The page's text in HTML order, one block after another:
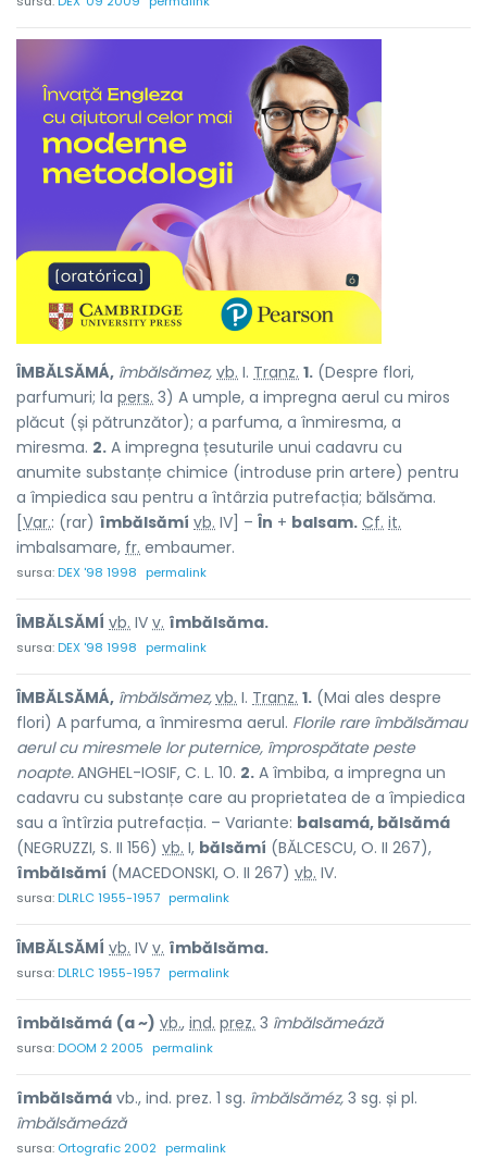
ÎMBĂLSĂMÁ, îmbălsămez, vb. I. Tranz. 1. (Despre flori,
parfumuri; la pers. 3) A umple, a impregna aerul cu miros
plăcut (și pătrunzător); a parfuma, a înmiresma, a
miresma. 2. A impregna țesuturile unui cadavru cu
anumite substanțe chimice (introduse prin artere) pentru
a împiedica sau pentru a întârzia putrefacția; bălsăma.
Var.: (rar) îmbălsămí vb. IV] – În + balsam. Cf. it.
imbalsamare, fr. embaumer.
sursa:DEX '98 1998 permalink
ÎMBĂLSĂMÍ vb. IV v. îmbălsăma.
sursa:DEX '98 1998 permalink
ÎMBĂLSĂMÁ, îmbălsămez,vb. I. Tranz. 1. (Mai ales despre
flori) A parfuma, a înmiresma aerul. Florile rare îmbălsămau
aerul cu miresmele lor puternice, împrospătate peste
noapte.ANGHEL-IOSIF, C. L. 10. 2. A îmbiba, a impregna un
cadavru cu substanțe care au proprietatea de a împiedica
sau a întîrzia putrefacția. – Variante: balsamá, bălsămá
(NEGRUZZI, S. II 156) vb. I, bălsămí (BĂLCESCU, O. II 267),
îmbălsămí (MACEDONSKI, O. II 267) vb. IV.
sursa:DLRLC 1955-1957 permalink
ÎMBĂLSĂMÍ vb. IV v. îmbălsăma.
sursa:DLRLC 1955-1957 permalink
îmbălsămá (a ~) vb., ind. prez. 3 îmbălsămeáză
sursa:DOOM 2 2005 permalink
îmbălsămá vb., ind. prez. 1 sg. îmbălsăméz, 3 sg. și pl.
îmbălsămeáză
sursa: Ortografic 2002 permalink